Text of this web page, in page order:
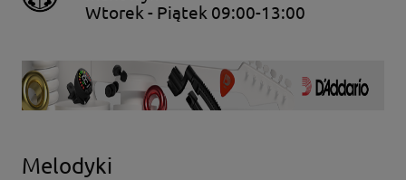
Wtorek - Piątek 09:00-13:00
Melodyki